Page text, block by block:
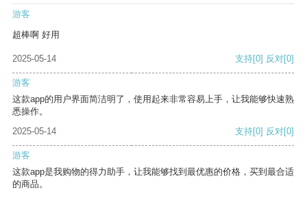
游客
超棒啊 好用
2025-05-14 支持[0] 反对[0]
游客
这款app的用户界面简洁明了，使用起来非常容易上手，让我能够快速熟
悉操作。
2025-05-14
支持[0] 反对[0]
游客
这款app是我购物的得力助手，让我能够找到最优惠的价格，买到最合适
的商品。